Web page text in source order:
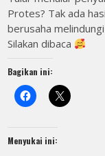
Protes? Tak ada
berusaha
Silakan dibaca
Bagikan ini:
Menyukai ini: